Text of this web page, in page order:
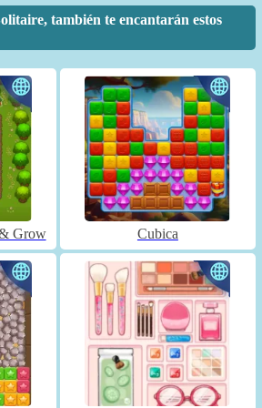
también te encantarán estos
Grow Cubica